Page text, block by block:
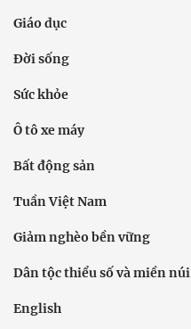
Giáo dục
Đời sống
Sức khỏe
Ô tô xe máy
Bất động sản
Tuần Việt Nam
Giảm nghèo bền vững
Dân tộc thiểu số và miền núi
English